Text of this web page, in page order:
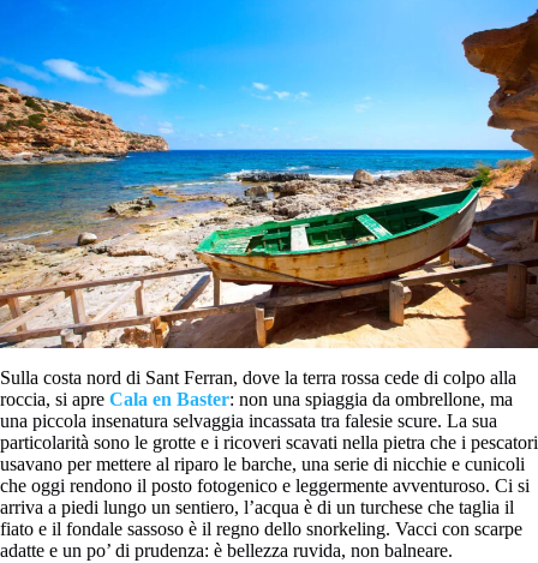
Sulla costa nord di Sant Ferran, dove la terra rossa cede di colpo alla
roccia, si apre Cala en Baster: non una spiaggia da ombrellone, ma
una piccola insenatura selvaggia incassata tra falesie scure. La sua
particolarità sono le grotte e i ricoveri scavati nella pietra che i pescatori
usavano per mettere al riparo le barche, una serie di nicchie e cunicoli
che oggi rendono il posto fotogenico e leggermente avventuroso. Ci si
arriva a piedi lungo un sentiero, l’acqua è di un turchese che taglia il
fiato e il fondale sassoso è il regno dello snorkeling. Vacci con scarpe
adatte e un po’ di prudenza: è bellezza ruvida, non balneare.